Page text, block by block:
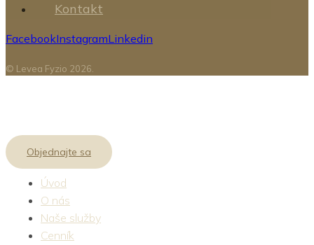
Kontakt
FacebookInstagramLinkedin
© Levea Fyzio 2026.
Objednajte sa
Úvod
O nás
Naše služby
Cenník